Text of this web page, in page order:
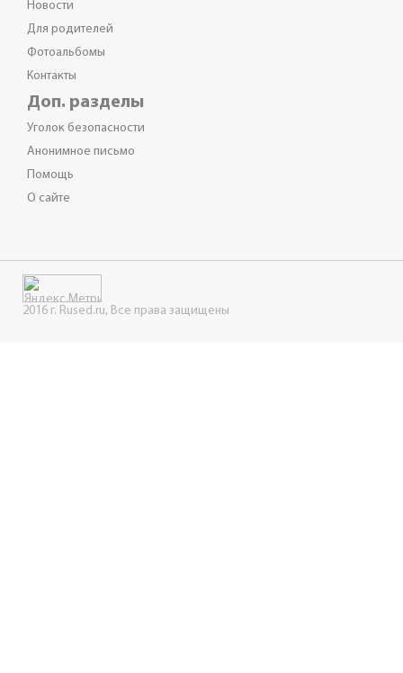
Новости
Для родителей
Фотоальбомы
Контакты
Доп. разделы
Уголок безопасности
Анонимное письмо
Помощь
О сайте
2016 г. Rused.ru, Все права защищены